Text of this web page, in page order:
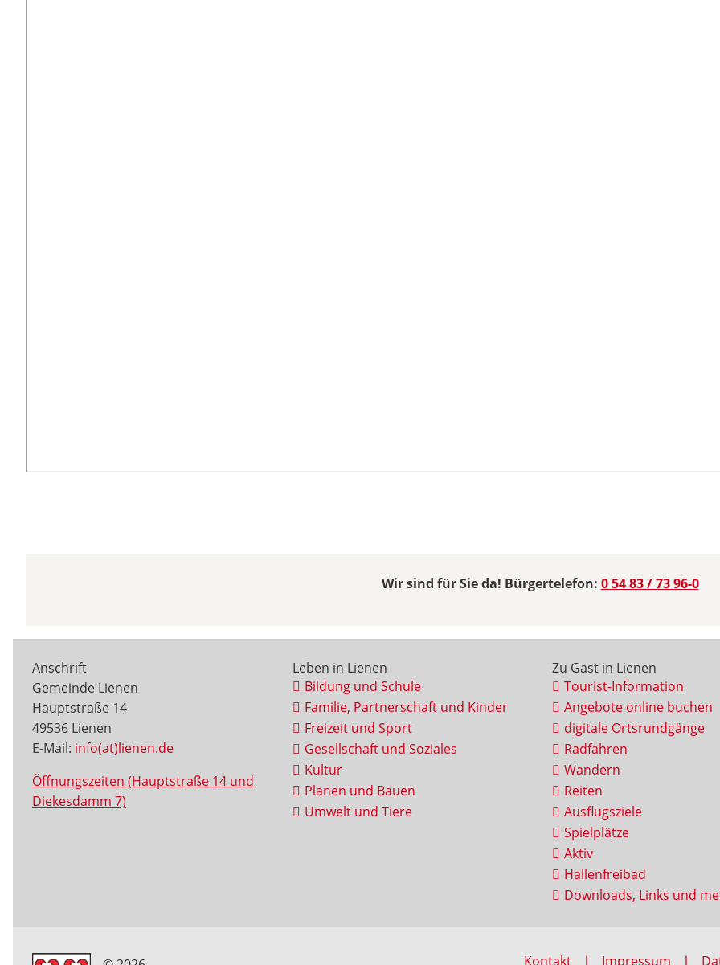
Wir sind für Sie da! Bürgertelefon: 0 54 83 / 73 96-0
Anschrift
Gemeinde Lienen
Hauptstraße 14
49536 Lienen
E-Mail: info(at)lienen.de
Öffnungszeiten (Hauptstraße 14 und
Diekesdamm 7)
Leben in Lienen
Bildung und Schule
Familie, Partnerschaft und Kinder
Freizeit und Sport
Gesellschaft und Soziales
Kultur
Planen und Bauen
Umwelt und Tiere
Zu Gast in Lienen
Tourist-Information
Angebote online buchen
digitale Ortsrundgänge
Radfahren
Wandern
Reiten
Ausflugsziele
Spielplätze
Aktiv
Hallenfreibad
Downloads, Links und
Kontakt Impressum